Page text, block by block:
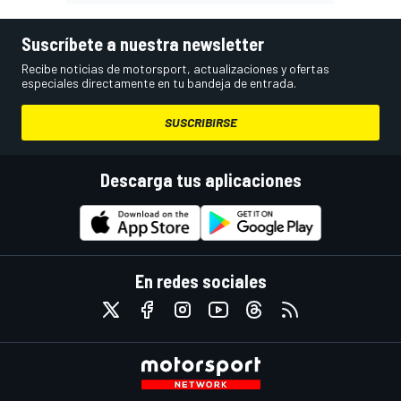
Suscríbete a nuestra newsletter
Recibe noticias de motorsport, actualizaciones y ofertas
especiales directamente en tu bandeja de entrada.
SUSCRIBIRSE
Descarga tus aplicaciones
En redes sociales